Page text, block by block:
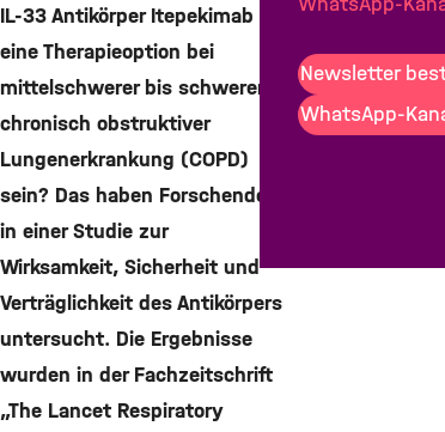
IL-33 Antikörper Itepekimab
eine Therapieoption bei
mittelschwerer bis schwerer
chronisch obstruktiver
Lungenerkrankung (COPD)
sein? Das haben Forschende
in einer Studie zur
Wirksamkeit, Sicherheit und
Verträglichkeit des Antikörpers
untersucht. Die Ergebnisse
wurden in der Fachzeitschrift
„The Lancet Respiratory
Teilen
Mail
Newsletter
WhatsApp-